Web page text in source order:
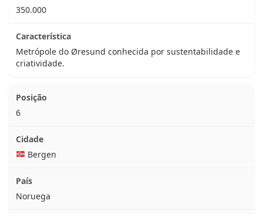
350.000
Metrópole do Øresund conhecida por sustentabilidade e
criatividade.
6
Bergen
Noruega